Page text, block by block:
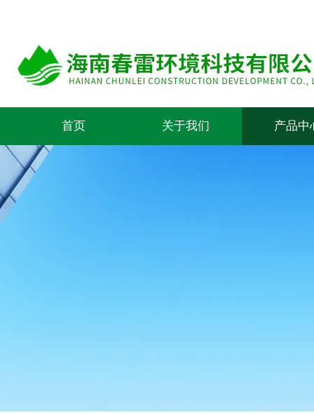
首页 关于我们 产品中